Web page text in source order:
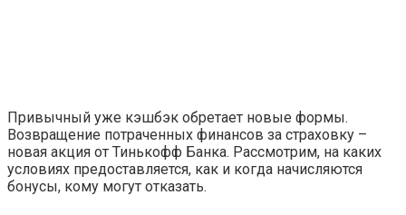
Привычный уже кэшбэк обретает новые формы.
Возвращение потраченных финансов за страховку –
новая акция от Тинькофф Банка. Рассмотрим, на каких
условиях предоставляется, как и когда начисляются
бонусы, кому могут отказать.